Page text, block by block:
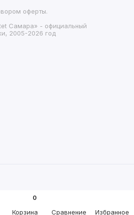
Корзина
0
Сравнение Избранное
оферты.
Самара» - официальный
2005-2026 год